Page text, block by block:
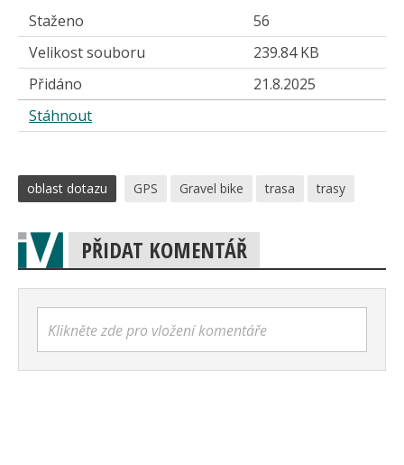
Staženo
56
Velikost souboru
239.84 KB
Přidáno
21.8.2025
Stáhnout
oblast dotazu GPS Gravel bike trasa trasy
PŘIDAT KOMENTÁŘ
Klikněte zde pro vložení komentáře